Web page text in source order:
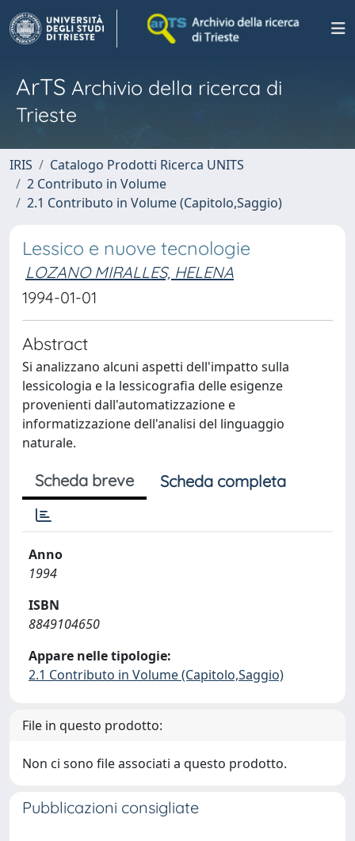
ArTS Archivio della ricerca di
Trieste
IRIS
Catalogo Prodotti Ricerca UNITS
2 Contributo in Volume
2.1 Contributo in Volume (Capitolo,Saggio)
Lessico e nuove tecnologie
LOZANO MIRALLES, HELENA
1994-01-01
Abstract
Si analizzano alcuni aspetti dell'impatto sulla
lessicologia e la lessicografia delle esigenze
provenienti dall'automatizzazione e
informatizzazione dell'analisi del linguaggio
naturale.
Scheda breve Scheda completa
Anno
1994
ISBN
8849104650
Appare nelle tipologie:
2.1 Contributo in Volume (Capitolo,Saggio)
File in questo prodotto:
Non ci sono file associati a questo prodotto.
Pubblicazioni consigliate